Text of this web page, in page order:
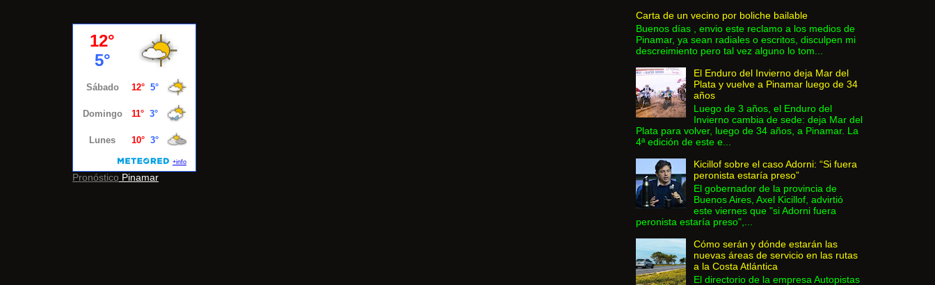
Pronóstico Pinamar
Carta de un vecino por boliche bailable
Buenos días , envio este reclamo a los medios de
Pinamar, ya sean radiales o escritos, disculpen mi
descreimiento pero tal vez alguno lo tom...
El Enduro del Invierno deja Mar del
Plata y vuelve a Pinamar luego de 34
años
Luego de 3 años, el Enduro del
Invierno cambia de sede: deja Mar del
Plata para volver, luego de 34 años, a Pinamar. La
4ª edición de este e...
Kicillof sobre el caso Adorni: “Si fuera
peronista estaría preso”
El gobernador de la provincia de
Buenos Aires, Axel Kicillof, advirtió
este viernes que "si Adorni fuera
peronista estaría preso",...
Cómo serán y dónde estarán las
nuevas áreas de servicio en las rutas
a la Costa Atlántica
El directorio de la empresa Autopistas